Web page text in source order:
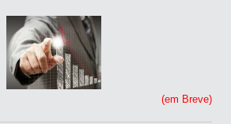
(em Breve)